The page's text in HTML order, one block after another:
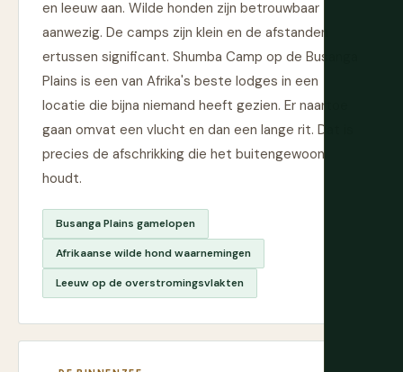
en leeuw aan. Wilde honden zijn betrouwbaar
aanwezig. De camps zijn klein en de afstanden
ertussen significant. Shumba Camp op de Busanga
Plains is een van Afrika's beste lodges in een
locatie die bijna niemand heeft gezien. Er naartoe
gaan omvat een vlucht en dan een lange rit. Dat is
precies de afschrikking die het buitengewoon
houdt.
Busanga Plains gamelopen
Afrikaanse wilde hond waarnemingen
Leeuw op de overstromingsvlakten